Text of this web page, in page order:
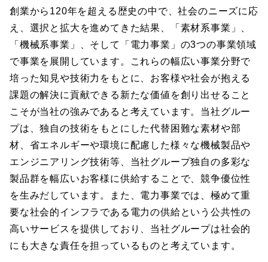
創業から120年を超える歴史の中で、社会のニーズに応
え、選択と拡大を進めてきた結果、「素材系事業」、
「機械系事業」、そして「電力事業」の3つの事業領域
で事業を展開しています。これらの幅広い事業分野で
培った知見や技術力をもとに、お客様や社会が抱える
課題の解決に貢献できる新たな価値を創り出せること
こそが当社の強みであると考えています。当社グルー
プは、独自の技術をもとにした代替困難な素材や部
材、省エネルギーや環境に配慮した様々な機械製品や
エンジニアリング技術等、当社グループ独自の多彩な
製品群を幅広いお客様に供給することで、競争優位性
を生みだしています。また、電力事業では、極めて重
要な社会的インフラである電力の供給という公共性の
高いサービスを提供しており、当社グループは社会的
にも大きな責任を担っているものと考えています。